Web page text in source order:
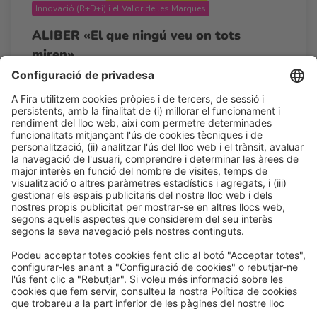
Innovació (R+D+i) i el Valor de les Marques
ALIBER «El que ningú veu on tots
miren»
Dl 23
11:00h - 15:00h
Auditorio - The Alimentaria Hub
Accés lliure
LLegir més